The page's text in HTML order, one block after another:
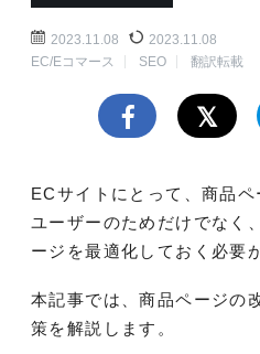
2023.11.08
2023.11.08
EC/Eコマース
SEO 翻訳転載
ECサイトにとって、商品ペ
ユーザーのためだけでなく
ージを最適化しておく必要
本記事では、商品ページの
策を解説します。